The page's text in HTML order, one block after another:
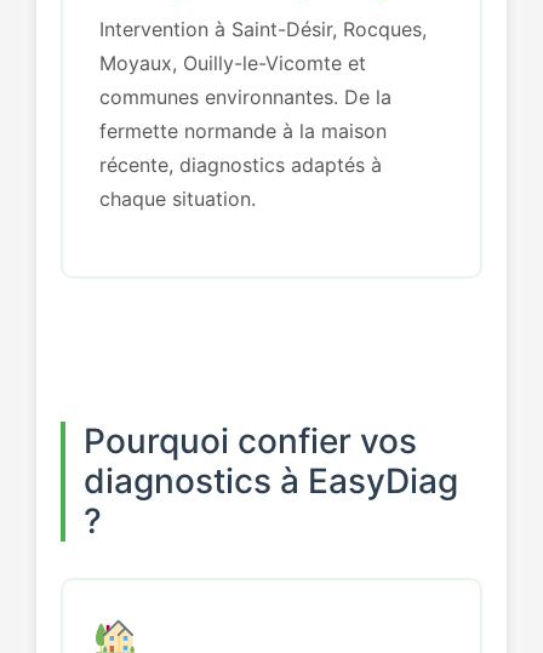
Intervention à Saint-Désir, Rocques,
Moyaux, Ouilly-le-Vicomte et
communes environnantes. De la
fermette normande à la maison
récente, diagnostics adaptés à
chaque situation.
Pourquoi confier vos
diagnostics à EasyDiag
?